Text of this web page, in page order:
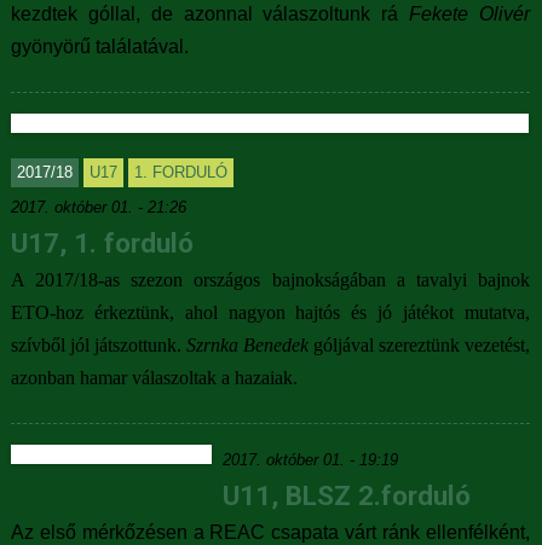
kezdtek góllal, de azonnal válaszoltunk rá Fekete Olivér
gyönyörű találatával.
2017/18 U17
1. FORDULÓ
2017. október 01. - 21:26
U17, 1. forduló
A 2017/18-as szezon országos bajnokságában a tavalyi bajnok
ETO-hoz érkeztünk, ahol nagyon hajtós és jó játékot mutatva,
szívből jól játszottunk. Szrnka Benedek góljával szereztünk vezetést,
azonban hamar válaszoltak a hazaiak.
2017. október 01. - 19:19
U11, BLSZ 2.forduló
Az első mérkőzésen a REAC csapata várt ránk ellenfélként,